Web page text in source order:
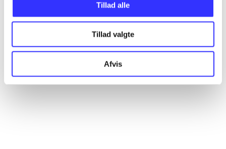
Tillad alle
Tillad valgte
Afvis
...
...